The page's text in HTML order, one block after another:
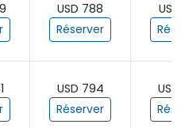
USD 788
Réserver
USD 794
Réserver